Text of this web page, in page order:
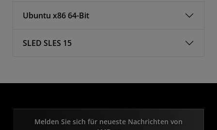
Ubuntu x86 64-Bit
SLED SLES 15
Melden Sie sich für neueste Nachrichten von